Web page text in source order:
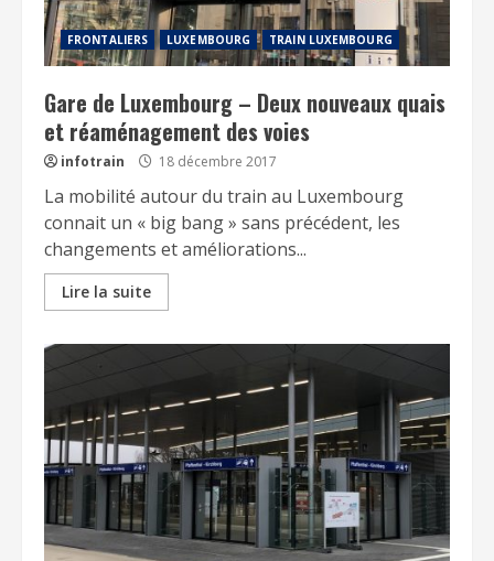
FRONTALIERS LUXEMBOURG TRAIN LUXEMBOURG
Gare de Luxembourg – Deux nouveaux quais
et réaménagement des voies
infotrain 18 décembre 2017
La mobilité autour du train au Luxembourg
connait un « big bang » sans précédent, les
changements et améliorations...
Lire la suite